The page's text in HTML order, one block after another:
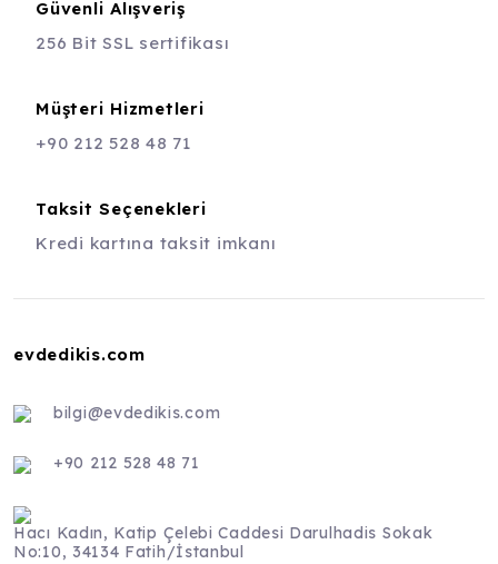
Güvenli Alışveriş
256 Bit SSL sertifikası
Müşteri Hizmetleri
+90 212 528 48 71
Taksit Seçenekleri
Kredi kartına taksit imkanı
evdedikis.com
bilgi@evdedikis.com
+90 212 528 48 71
Hacı Kadın, Katip Çelebi Caddesi Darulhadis Sokak
No:10, 34134 Fatih/İstanbul